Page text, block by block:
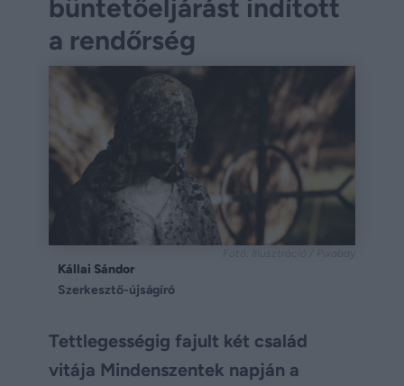
büntetőeljárást indított
a rendőrség
Kállai Sándor
Szerkesztő-újságíró
Tettlegességig fajult két család
vitája Mindenszentek napján a